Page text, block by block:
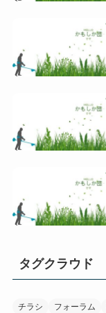
タグクラウド
チラシ フォーラム